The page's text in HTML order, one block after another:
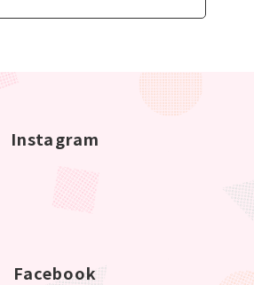
Instagram
Facebook